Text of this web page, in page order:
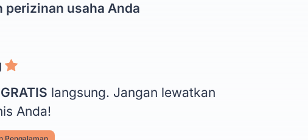
usaha Anda
langsung. Jangan lewatkan
Anda!